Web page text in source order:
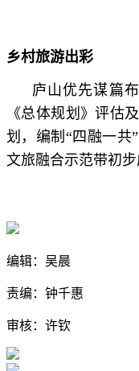
乡村旅游出彩
庐山优先谋篇
《总体规划》评估
划，编制“四融一共
文旅融合示范带初步
编辑：吴晨
责编：钟千惠
审核：许钦